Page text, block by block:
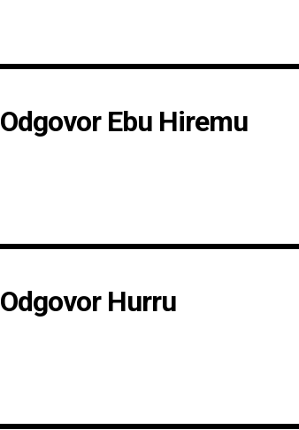
Odgovor Ebu Hiremu
Odgovor Hurru